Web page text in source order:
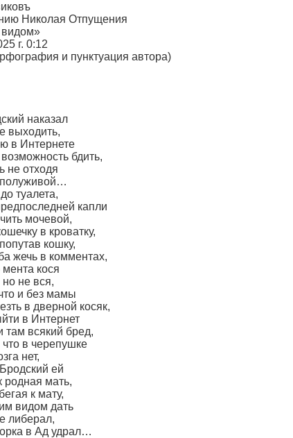
Николая Отпущения
г. 0:12
и пунктуация автора)
наказал
выходить,
в Интернете
бдить,
не отходя
туалета,
капли
мочевой,
в кроватку,
кошку,
жечь в комментах,
кося
но не вся,
и без мамы
в дверной косяк,
в Интернет
там всякий бред,
в черепушке
нет,
ей
родная мать,
к мату,
видом дать
либерал,
в Ад удрал…